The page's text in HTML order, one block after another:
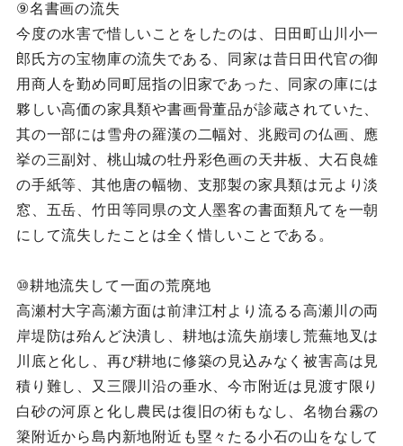
⑨名書画の流失
今度の水害で惜しいことをしたのは、日田町山川小一
郎氏方の宝物庫の流失である、同家は昔日田代官の御
用商人を勤め同町屈指の旧家であった、同家の庫には
夥しい高価の家具類や書画骨董品が診蔵されていた、
其の一部には雪舟の羅漢の二幅対、兆殿司の仏画、應
挙の三副対、桃山城の牡丹彩色画の天井板、大石良雄
の手紙等、其他唐の幅物、支那製の家具類は元より淡
窓、五岳、竹田等同県の文人墨客の書面類凡てを一朝
にして流失したことは全く惜しいことである。
⑩耕地流失して一面の荒廃地
高瀬村大字高瀬方面は前津江村より流るる高瀬川の両
岸堤防は殆んど決潰し、耕地は流失崩壊し荒蕪地叉は
川底と化し、再び耕地に修築の見込みなく被害高は見
積り難し、又三隈川沿の垂水、今市附近は見渡す限り
白砂の河原と化し農民は復旧の術もなし、名物台霧の
簗附近から島内新地附近も塁々たる小石の山をなして